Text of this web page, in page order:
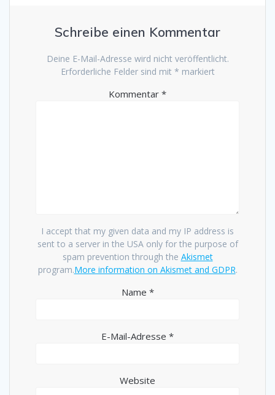
Schreibe einen Kommentar
Deine E-Mail-Adresse wird nicht veröffentlicht.
Erforderliche Felder sind mit * markiert
Kommentar *
I accept that my given data and my IP address is
sent to a server in the USA only for the purpose of
spam prevention through the Akismet
program.More information on Akismet and GDPR.
Name *
E-Mail-Adresse *
Website